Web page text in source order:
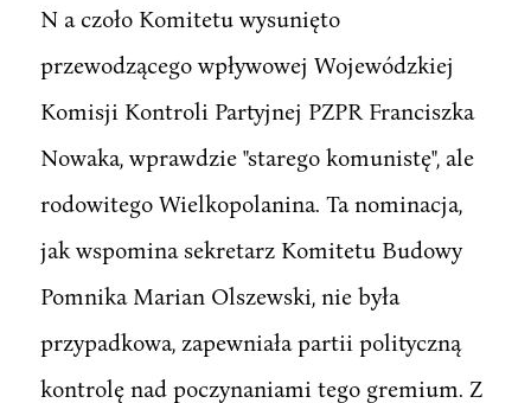
N a czoło Komitetu wysunięto
przewodzącego wpływowej Wojewódzkiej
Komisji Kontroli Partyjnej PZPR Franciszka
Nowaka, wprawdzie "starego komunistę", ale
rodowitego Wielkopolanina. Ta nominacja,
jak wspomina sekretarz Komitetu Budowy
Pomnika Marian Olszewski, nie była
przypadkowa, zapewniała partii polityczną
kontrolę nad poczynaniami tego gremium. Z